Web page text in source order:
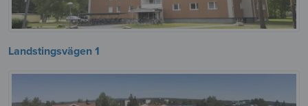
Landstingsvägen 1